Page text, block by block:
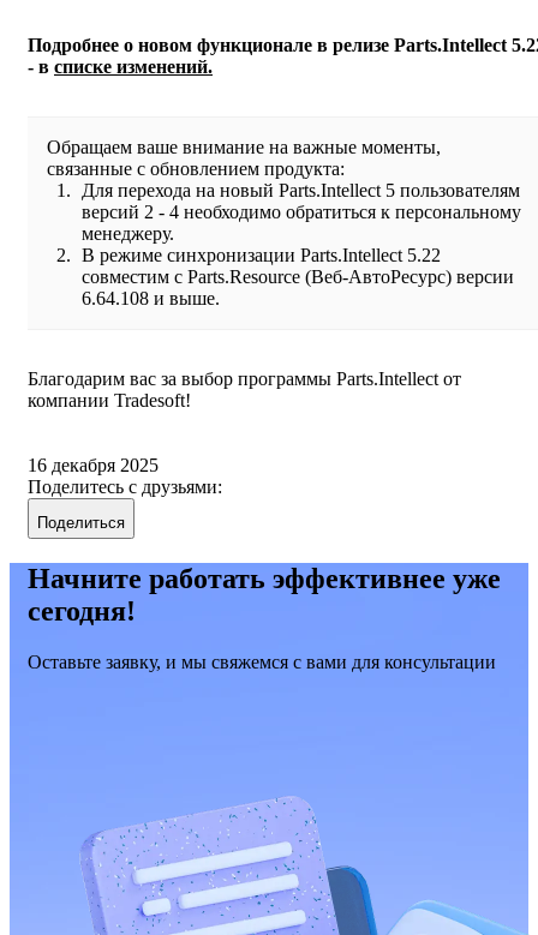
Подробнее о новом функционале в релизе Parts.Intellect
- в списке изменений.
Обращаем ваше внимание на важные моменты,
связанные с обновлением продукта:
Для перехода на новый Parts.Intellect 5 пользователям
версий 2 - 4 необходимо обратиться к персональному
менеджеру.
В режиме синхронизации Parts.Intellect 5.22
совместим с Parts.Resource (Веб-АвтоРесурс) версии
6.64.108 и выше.
Благодарим вас за выбор программы Parts.Intellect от
компании Tradesoft!
16 декабря 2025
Поделитесь с друзьями:
Поделиться
Начните работать эффективнее уже
сегодня!
Оставьте заявку, и мы свяжемся с вами для консультации